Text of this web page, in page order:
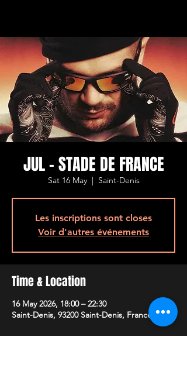
JUL - STADE DE FRANCE
Sat 16 May
  |
Saint-Denis
Les inscriptions sont closes
Voir d'autres événements
Time & Location
16 May 2026, 18:00 – 22:30
Saint-Denis, 93200 Saint-Denis, France